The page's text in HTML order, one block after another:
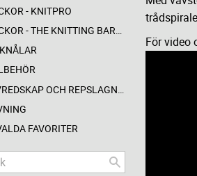
För video
- KNITPRO
- THE KNITTING BARBER
OCH REPSLAGNING
FAVORITER